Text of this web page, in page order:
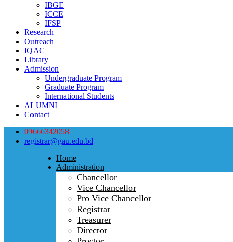
IBGE
ICCE
IFSP
Research
Outreach
IQAC
Library
Admission
Undergraduate Program
Graduate Program
International Students
ALUMNI
Contact
09666342058
registrar@gau.edu.bd
Home
Administration
Chancellor
Vice Chancellor
Pro Vice Chancellor
Registrar
Treasurer
Director